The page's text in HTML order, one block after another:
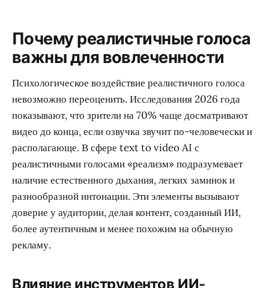
Почему реалистичные голоса
важны для вовлеченности
Психологическое воздействие реалистичного голоса
невозможно переоценить. Исследования 2026 года
показывают, что зрители на 70% чаще досматривают
видео до конца, если озвучка звучит по-человечески и
располагающе. В сфере text to video AI с
реалистичными голосами «реализм» подразумевает
наличие естественного дыхания, легких заминок и
разнообразной интонации. Эти элементы вызывают
доверие у аудитории, делая контент, созданный ИИ,
более аутентичным и менее похожим на обычную
рекламу.
Влияние инструментов ИИ-